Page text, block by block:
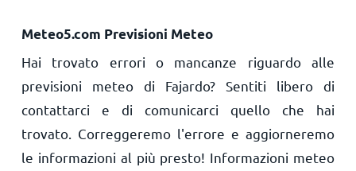
Meteo5.com Previsioni Meteo
Hai trovato errori o mancanze riguardo alle
previsioni meteo di Fajardo? Sentiti libero di
contattarci e di comunicarci quello che hai
trovato. Correggeremo l'errore e aggiorneremo
le informazioni al più presto! Informazioni meteo